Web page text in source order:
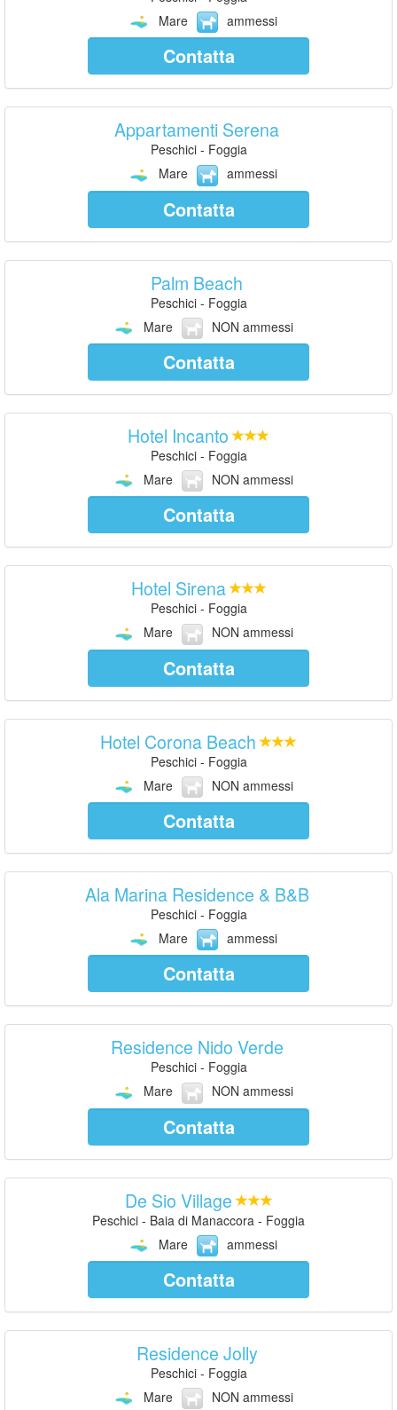
Mare
ammessi
Contatta
Appartamenti Serena
Peschici - Foggia
Mare
ammessi
Contatta
Palm Beach
Peschici - Foggia
Mare
NON ammessi
Contatta
Hotel Incanto
Peschici - Foggia
Mare
NON ammessi
Contatta
Hotel Sirena
Peschici - Foggia
Mare
NON ammessi
Contatta
Hotel Corona Beach
Peschici - Foggia
Mare
NON ammessi
Contatta
Ala Marina Residence & B&B
Peschici - Foggia
Mare
ammessi
Contatta
Residence Nido Verde
Peschici - Foggia
Mare
NON ammessi
Contatta
De Sio Village
Peschici - Baia di Manaccora - Foggia
Mare
ammessi
Contatta
Residence Jolly
Peschici - Foggia
Mare
NON ammessi